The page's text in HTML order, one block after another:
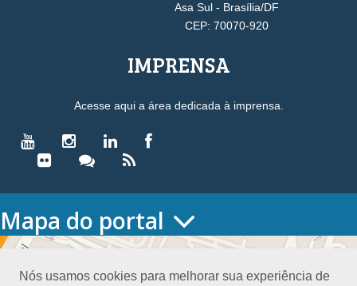
Nós usamos cookies para melhorar sua experiência de
Asa Sul - Brasília/DF
CEP: 70070-920
IMPRENSA
Acesse aqui a área dedicada à imprensa.
Mapa do portal
HOME
Conselho Diretor